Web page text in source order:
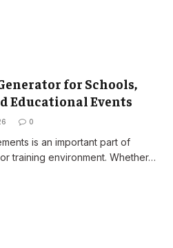
for Schools,
Educational Events
0
is an important part of
training environment. Whether…